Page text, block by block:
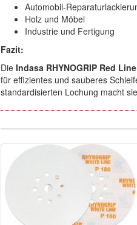
Automobil-
Holz und Möbel
Industrie und Fertigung
Fazit:
Die Indasa RHYNOGRIP Red
für effizientes und sauberes
standardisierten Lochung macht